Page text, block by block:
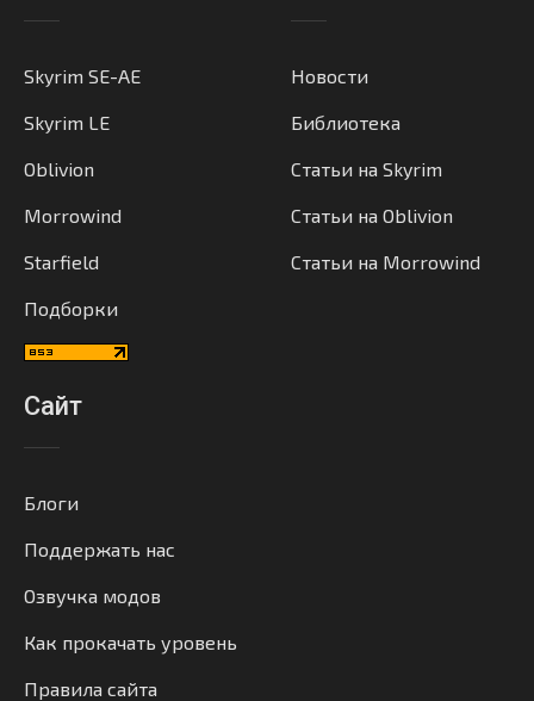
Skyrim SE-AE
Skyrim LE
Oblivion
Morrowind
Starfield
Подборки
Новости
Библиотека
Статьи на Skyrim
Статьи на Oblivion
Статьи на Morrowind
Сайт
Блоги
Поддержать нас
Озвучка модов
Как прокачать уровень
Правила сайта